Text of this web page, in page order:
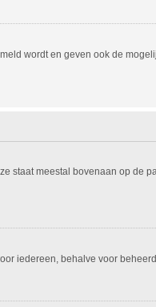
wordt en geven ook de
staat meestal bovenaan op de
iedereen, behalve voor